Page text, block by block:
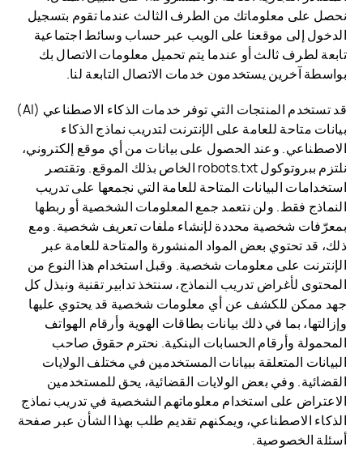
نحصل على معلوماتك من الطرف الثالث عندما تقوم بتسجيل
الدخول إلى موقعنا على الويب عبر حساب وسائط اجتماعية
تابعة لطرف ثالث أو عندما يتم تحميل معلومات الاتصال بك
بواسطة آخرين يستخدمون خدمات الاتصال التابعة لنا.
قد تستخدم المنتجات التي توفر خدمات الذكاء الاصطناعي (AI)
بيانات متاحة للعامة على الإنترنت لتدريب نماذج الذكاء
الاصطناعي. وعند الحصول على بيانات من أي موقع إلكتروني،
نلتزم ببروتوكول robots.txt الخاص بذلك الموقع. وتقتصر
استخدامات البيانات المتاحة للعامة التي نجمعها على تدريب
النماذج فقط. ولن نتعمد جمع المعلومات الشخصية أو ربطها
بمعرّفات شخصية محددة لإنشاء ملفات تعريف شخصية. ومع
ذلك، قد تحتوي بعض المواد المنشورة والمتاحة للعامة عبر
الإنترنت على معلومات شخصية. وقبل استخدام هذا النوع من
المحتوى لأغراض تدريب النماذج، سنتخذ تدابير تقنية ونبذل كل
جهد ممكن للكشف عن أي معلومات شخصية قد يحتوي عليها
وإزالتها، بما في ذلك بيانات بطاقات الهوية وأرقام الهواتف
المحمولة وأرقام الحسابات البنكية. نحترم حقوق صاحب
البيانات المتعلقة ببيانات المستخدمين في مختلف الولايات
القضائية. وفي بعض الولايات القضائية، يحق للمستخدمين
الاعتراض على استخدام معلوماتهم الشخصية في تدريب نماذج
الذكاء الاصطناعي، ويمكنهم تقديم طلب بهذا الشأن عبر صفحة
أسئلة الخصوصية.